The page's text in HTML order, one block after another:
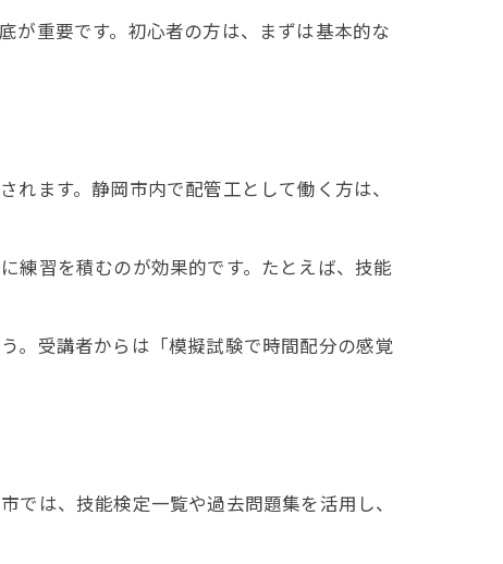
が重要です。初心者の方は、まずは基本的な
ます。静岡市内で配管工として働く方は、
練習を積むのが効果的です。たとえば、技能
。受講者からは「模擬試験で時間配分の感覚
は、技能検定一覧や過去問題集を活用し、